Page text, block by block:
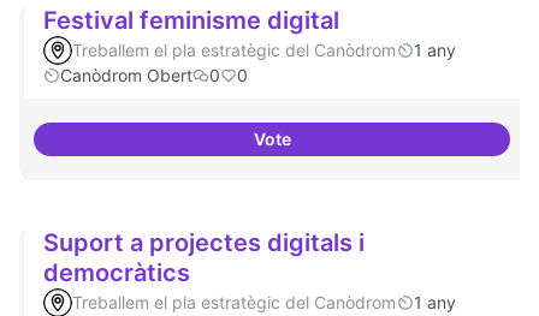
Festival feminisme digital
Treballem el pla estratègic del Canòdrom
1 any
Canòdrom Obert
0 0
VoteFestival feminisme digital
Suport a projectes digitals i
democràtics
Treballem el pla estratègic del Canòdrom
1 any